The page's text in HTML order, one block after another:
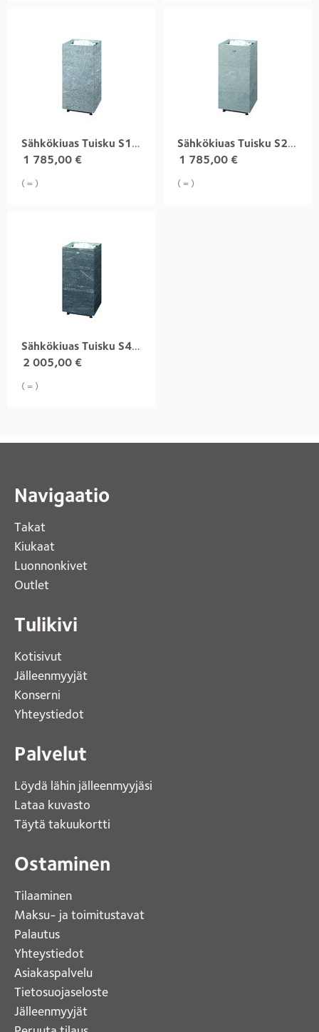
Sähkökiuas Tuisku S1 6,8 kW, harjattu
1 785,00 €
( = )
Sähkökiuas Tuisku S2 6,8 kW, uritettu
1 785,00 €
( = )
Sähkökiuas Tuisku S4 6,8 kW, nobile
2 005,00 €
( = )
Navigaatio
Takat
Kiukaat
Luonnonkivet
Outlet
Tulikivi
Kotisivut
Jälleenmyyjät
Konserni
Yhteystiedot
Palvelut
Löydä lähin jälleenmyyjäsi
Lataa kuvasto
Täytä takuukortti
Ostaminen
Tilaaminen
Maksu- ja toimitustavat
Palautus
Yhteystiedot
Asiakaspalvelu
Tietosuojaseloste
Jälleenmyyjät